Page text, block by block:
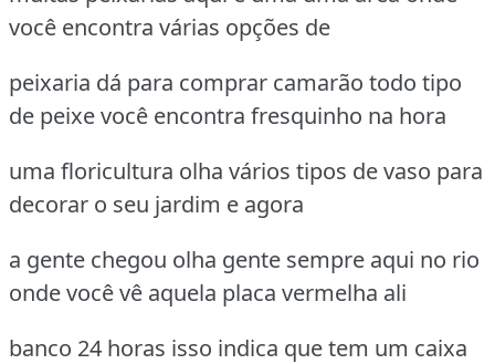
você encontra várias opções de
peixaria dá para comprar camarão todo tipo
de peixe você encontra fresquinho na hora
uma floricultura olha vários tipos de vaso para
decorar o seu jardim e agora
a gente chegou olha gente sempre aqui no rio
onde você vê aquela placa vermelha ali
banco 24 horas isso indica que tem um caixa